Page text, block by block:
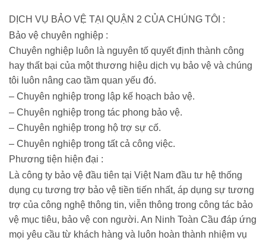
DỊCH VỤ BẢO VỆ TẠI QUẬN 2 CỦA CHÚNG TÔI :
Bảo vệ chuyên nghiệp :
Chuyên nghiệp luôn là nguyên tố quyết định thành công
hay thất bại của một thương hiệu dịch vụ bảo vệ và chúng
tôi luôn nâng cao tầm quan yếu đó.
– Chuyên nghiệp trong lập kế hoạch bảo vệ.
– Chuyên nghiệp trong tác phong bảo vệ.
– Chuyên nghiệp trong hộ trợ sự cố.
– Chuyên nghiệp trong tất cả công việc.
Phương tiện hiện đại :
Là công ty bảo vệ đầu tiên tại Việt Nam đầu tư hệ thống
dụng cụ tương trợ bảo vệ tiền tiến nhất, áp dụng sự tương
trợ của công nghệ thông tin, viễn thông trong công tác bảo
vệ mục tiêu, bảo vệ con người. An Ninh Toàn Cầu đáp ứng
mọi yêu cầu từ khách hàng và luôn hoàn thành nhiệm vụ